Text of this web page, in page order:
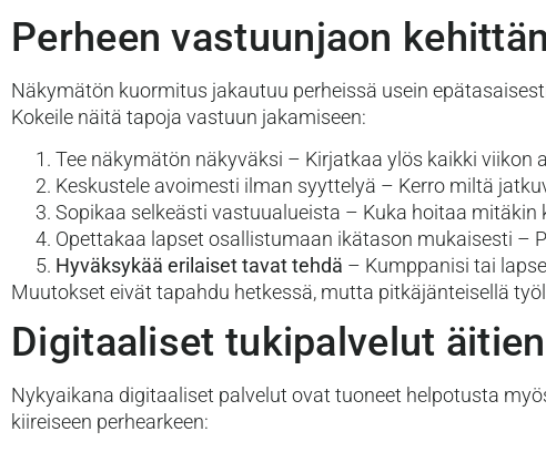
Perheen vastuunjaon
Näkymätön kuormitus jakautuu perheissä usein
Kokeile näitä tapoja vastuun jakamiseen:
Tee näkymätön näkyväksi – Kirjatkaa ylös kaikki
Keskustele avoimesti ilman syyttelyä – Kerro miltä
Sopikaa selkeästi vastuualueista – Kuka hoitaa
Opettakaa lapset osallistumaan ikätason mukaisesti –
Hyväksykää erilaiset tavat tehdä – Kumppanisi tai
Muutokset eivät tapahdu hetkessä, mutta pitkäjänteisellä
Digitaaliset tukipalvelut
Nykyaikana digitaaliset palvelut ovat tuoneet helpotusta
kiireiseen perhearkeen: